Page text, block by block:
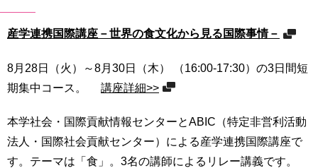
産学連携国際講座－世界の食文化から見る国際事情－
8月28日（火）～8月30日（木） （16:00-17:30）の3日間短
期集中コース。 講座詳細>>
本学社会・国際貢献情報センターとABIC（特定非営利活動
法人・国際社会貢献センター）による産学連携国際講座で
す。テーマは「食」。3名の講師によるリレー講義です。